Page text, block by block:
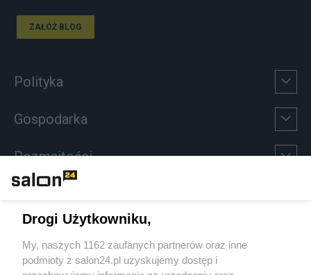
ZAŁÓŻ BLOG
Polityka
Gospodarka
Rozmaitości
Sport
Społeczeństwo
Drogi Użytkowniku,
My, naszych 1162 zaufanych partnerów oraz inne
podmioty z salon24.pl uzyskujemy dostęp i